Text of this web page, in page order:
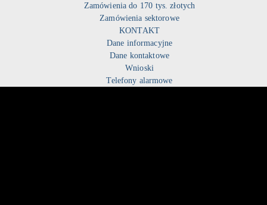
Zamówienia do 170 tys. złotych
Zamówienia sektorowe
KONTAKT
Dane informacyjne
Dane kontaktowe
Wnioski
Telefony alarmowe